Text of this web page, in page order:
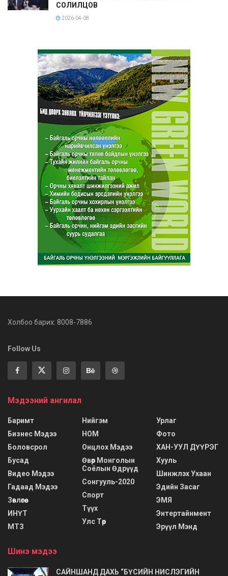
СОЛИЛЦОВ
2026-04-08
Холбоо барих: 8008-7886
Follow Us
Мэдээний ангилал
Баримт
Бизнес Мэдээ
Боловсрол
Бусад
Видео Мэдээ
Гадаад Мэдээ
Зөвлөгөө
ИНҮТ
МТЗ
Нийгэм
НОМ
Онцлох Мэдээ
Өвөр Монголын
Соёлын Өдрүүд
Сонгууль-2020
Спорт
Түүх
Улс Төр
Урлаг
Фото
ХАН-УУЛ ДҮҮРЭГ
Хууль
Шинжлэх Ухаан
Эдийн Засаг
ЭМЯ
Энтертайнмент
Эрүүл Мэнд
Шинэ мэдээ
САЙНШАНД ДАХЬ “БҮСИЙН НИСЛЭГИЙН